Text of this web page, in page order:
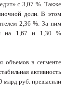
с 3,07 %. Также
доли. В этом
2,36 %. За ним
на 1,67 и 1,30 %
объемов в сегменте
активность
млрд руб. превысили